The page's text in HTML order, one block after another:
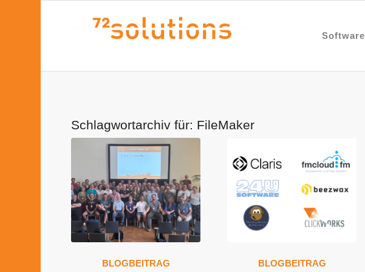
Software
Schlagwortarchiv für: FileMaker
BLOGBEITRAG BLOGBEITRAG